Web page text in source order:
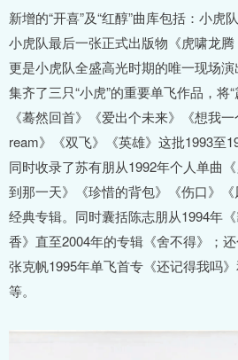
新增的“开喜”及“红醇”曲库包括：小虎
小虎队最后一张正式出版物《虎啸龙腾
更是小虎队全盛高光时期的唯一现场
集齐了三只“小虎”的重要单飞作品，将“
《蓦然回首》《爱出个未来》《想我
ream》《双飞》《英雄》这批1993至
同时收录了苏有朋从1992年个人单曲
到那一天》《珍惜的背包》《伤口》
经典专辑。同时囊括陈志朋从1994年
香》直至2004年的专辑《舍不得》；
张克帆1995年单飞首专《还记得我吗
等。